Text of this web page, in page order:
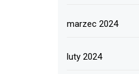
marzec 2024
luty 2024